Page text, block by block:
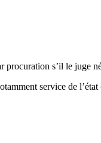
s’il le juge
service de